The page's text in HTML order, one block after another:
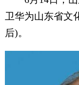
卫华为山东省文
后)。